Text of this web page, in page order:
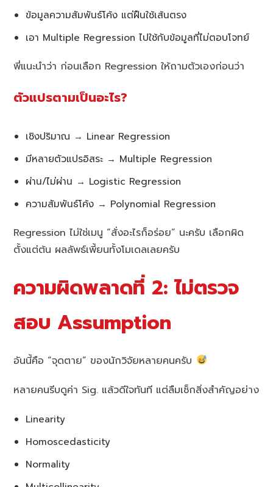
ข้อมูลความสัมพันธ์โค้ง แต่ฝืนใช้เส้นตรง
เอา Multiple Regression ไปใช้กับข้อมูลที่ไม่ตอบโจทย์
พี่แนะนำว่า ก่อนเลือก Regression ให้ถามตัวเองก่อนว่า
ตัวแปรตามเป็นอะไร?
เชิงปริมาณ → Linear Regression
มีหลายตัวแปรอิสระ → Multiple Regression
ผ่าน/ไม่ผ่าน → Logistic Regression
ความสัมพันธ์โค้ง → Polynomial Regression
Regression ไม่ใช่เมนู “สั่งอะไรก็อร่อย” นะครับ เลือกผิด
ตั้งแต่ต้น ผลลัพธ์เพี้ยนทั้งโมเดลเลยครับ
ความผิดพลาดที่ 2: ไม่ตรวจ
สอบ Assumption
อันนี้คือ “จุดตาย” ของนักวิจัยหลายคนครับ
หลายคนรีบดูค่า Sig. แล้วดีใจทันที แต่ลืมเช็กสิ่งสำคัญอย่าง
Linearity
Homoscedasticity
Normality